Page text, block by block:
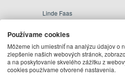
Linde Faas
Na objednávku
Používame cookies
Môžeme ich umiestniť na analýzu údajov o
zlepšenie našich webových stránok,
a na poskytovanie skvelého zážitku z
cookies používame otvorené nastavenia.